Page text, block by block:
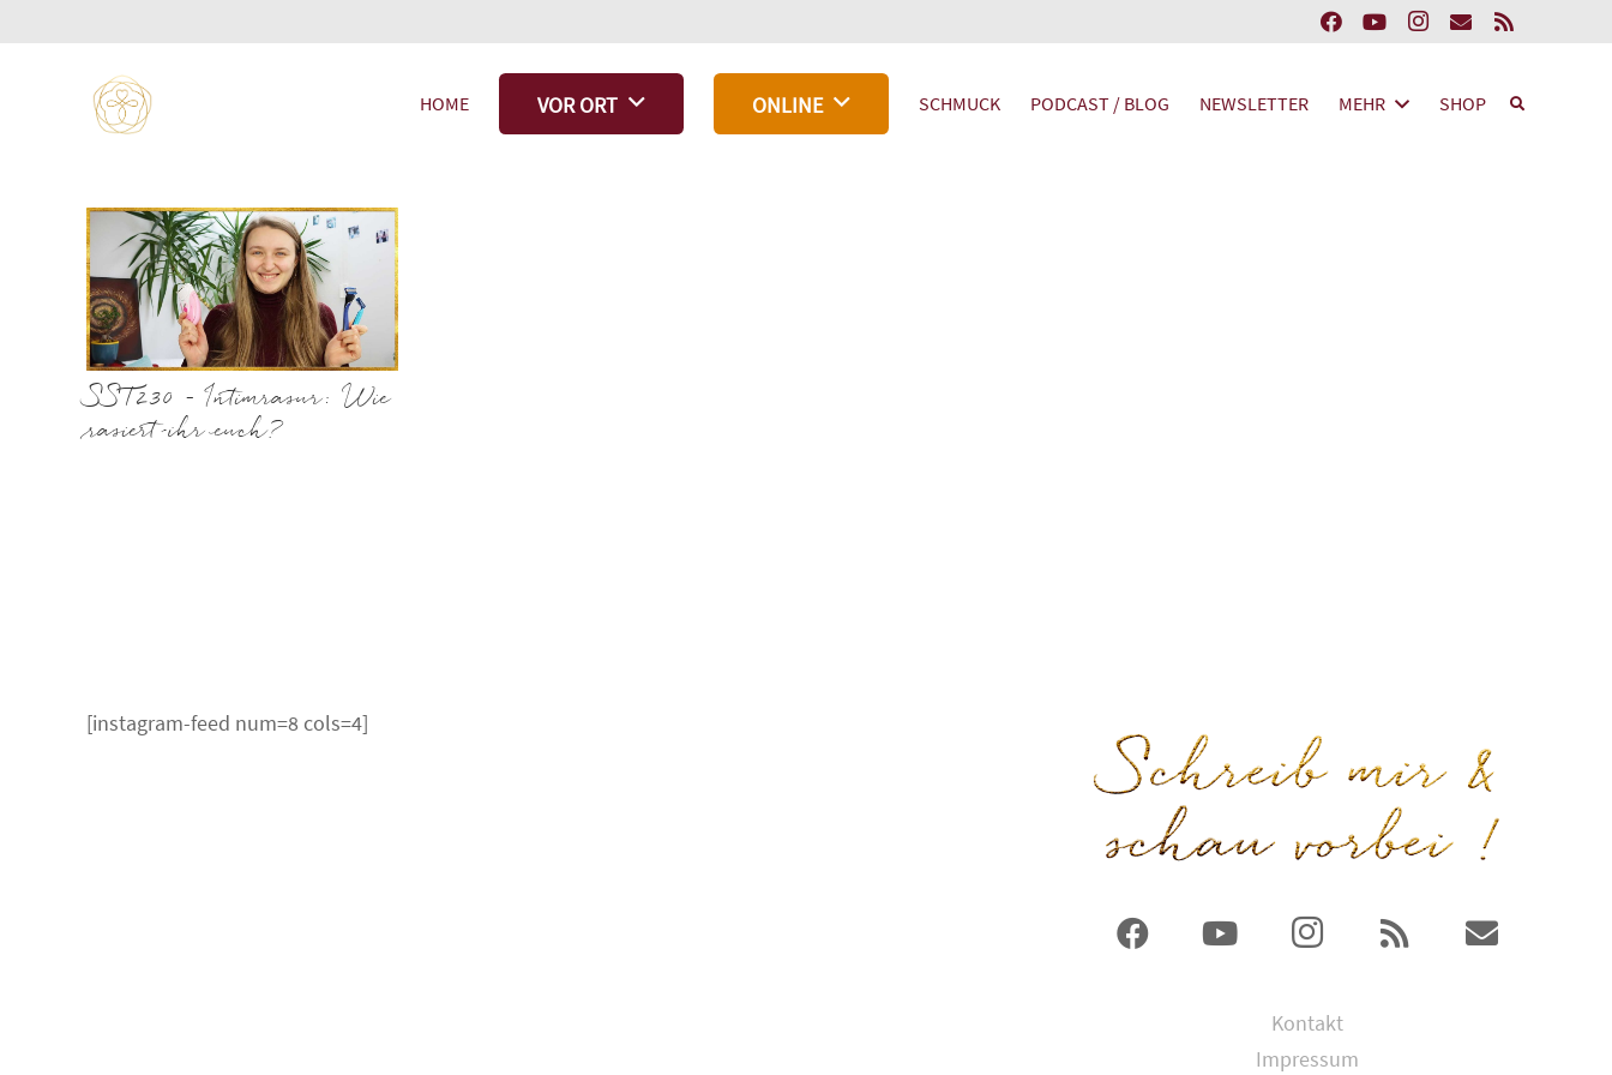
HOME VOR ORT ONLINE SCHMUCK PODCAST / BLOG NEWSLETTER MEHR SHOP
SST230 – Intimrasur: Wie
rasiert ihr euch?
[instagram-feed num=8 cols=4]
Kontakt
Impressum